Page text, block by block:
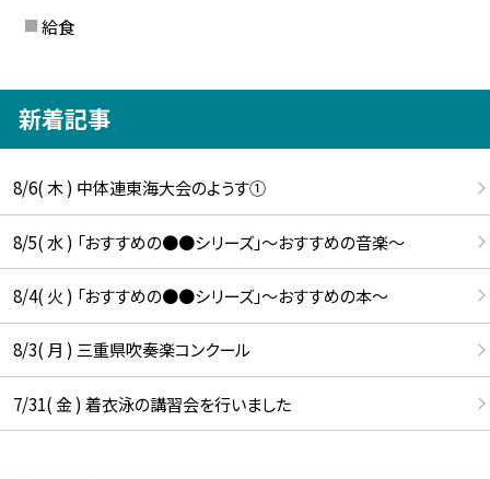
給食
新着記事
8/6( 木 ) 中体連東海大会のようす①
8/5( 水 ) 「おすすめの●●シリーズ」～おすすめの音楽～
8/4( 火 ) 「おすすめの●●シリーズ」～おすすめの本～
8/3( 月 ) 三重県吹奏楽コンクール
7/31( 金 ) 着衣泳の講習会を行いました